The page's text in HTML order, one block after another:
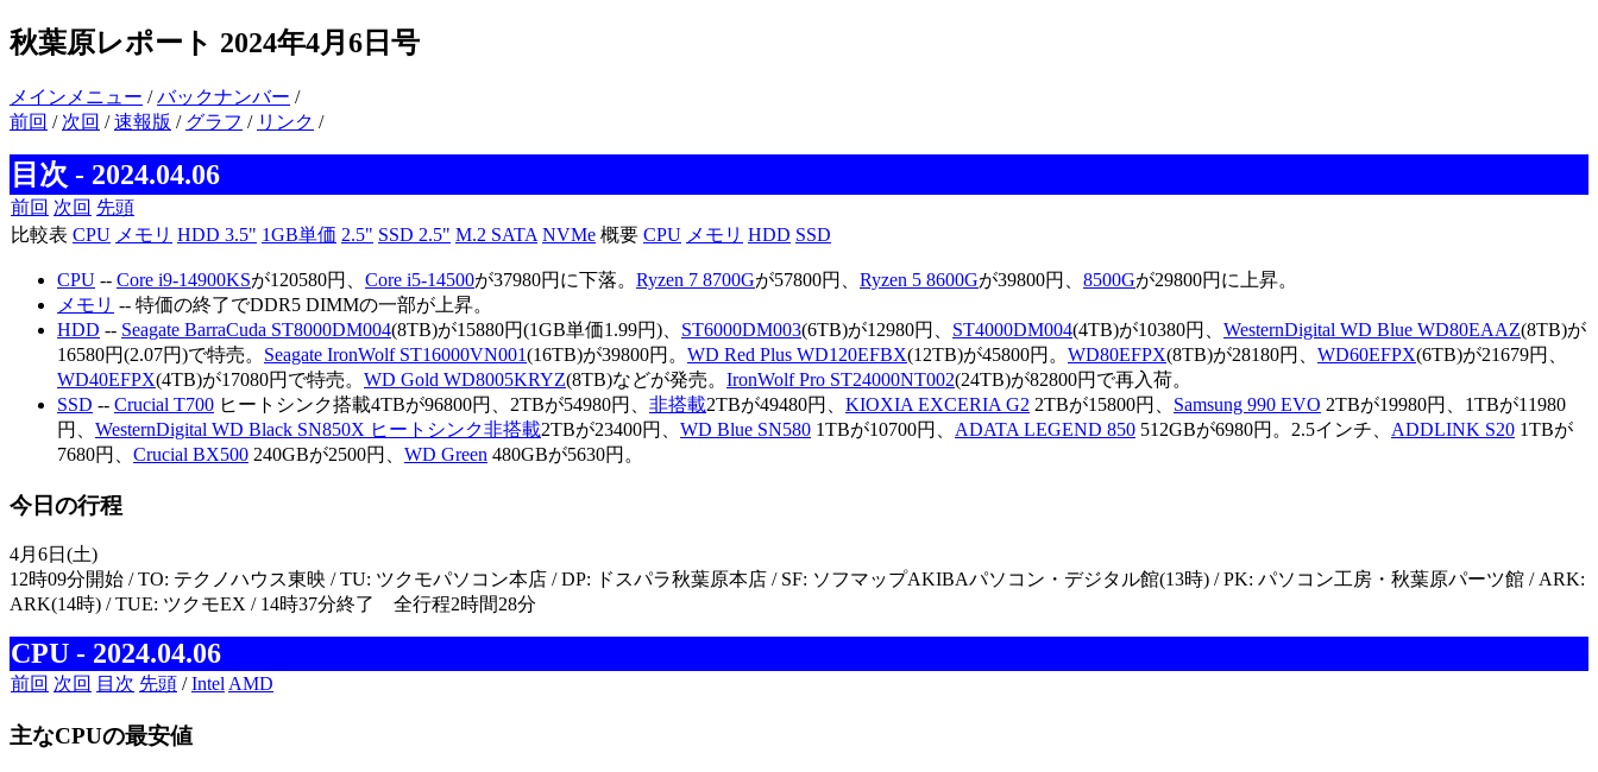
秋葉原レポート 2024年4月6日号
メインメニュー /バックナンバー /
前回 / 次回 /速報版 / グラフ / リンク /
目次 - 2024.04.06
前回 次回 先頭
比較表 CPU メモリ HDD 3.5" 1GB単価 2.5" SSD 2.5" M.2 SATA NVMe 概要 CPU メモリ HDD SSD
CPU -- Core i9-14900KSが120580円、 Core i5-14500が37980円に下落。 Ryzen 7 8700Gが57800円、 Ryzen 5 8600Gが39800円、 8500Gが29800円に上昇。
メモリ -- 特価の終了でDDR5 DIMMの一部が上昇。
HDD -- Seagate BarraCuda ST8000DM004(8TB)が15880円(1GB単価1.99円)、 ST6000DM003(6TB)が12980円、 ST4000DM004(4TB)が10380円、 WesternDigital WD Blue WD80EAAZ(8TB)が
16580円(2.07円)で特売。 Seagate IronWolf ST16000VN001(16TB)が39800円。 WD Red Plus WD120EFBX(12TB)が45800円。 WD80EFPX(8TB)が28180円、 WD60EFPX(6TB)が21679円、
WD40EFPX(4TB)が17080円で特売。 WD Gold WD8005KRYZ(8TB)などが発売。 IronWolf Pro ST24000NT002(24TB)が82800円で再入荷。
SSD -- Crucial T700 ヒートシンク搭載4TBが96800円、2TBが54980円、 非搭載2TBが49480円、 KIOXIA EXCERIA G2 2TBが15800円、 Samsung 990 EVO 2TBが19980円、1TBが11980
円、 WesternDigital WD Black SN850X ヒートシンク非搭載2TBが23400円、 WD Blue SN580 1TBが10700円、 ADATA LEGEND 850 512GBが6980円。2.5インチ、 ADDLINK S20 1TBが
7680円、 Crucial BX500 240GBが2500円、 WD Green 480GBが5630円。
今日の行程
4月6日(土)
12時09分開始 / TO: テクノハウス東映 / TU: ツクモパソコン本店 / DP: ドスパラ秋葉原本店 / SF: ソフマップAKIBAパソコン・デジタル館(13時) / PK: パソコン工房・秋葉原パーツ館 / ARK:
ARK(14時) / TUE: ツクモEX / 14時37分終了 全行程2時間28分
CPU - 2024.04.06
前回 次回 目次 先頭 /Intel AMD
主なCPUの最安値